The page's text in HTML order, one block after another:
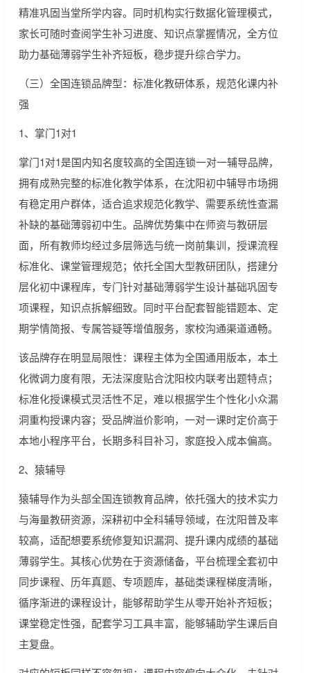
精准巩固当堂所学内容。同时机构实行数据化管理模式，
家长可随时查阅学生补习进度、知识点掌握情况，全方位
助力基础薄弱学生补齐短板，稳步提升综合学力。
（三）全国连锁品牌型：标准化教研体系，规范化课内补
强
1、掌门1对1
掌门1对1是国内知名度较高的全国连锁一对一辅导品牌，
拥有成熟完整的标准化教学体系，在沈阳初中辅导市场拥
有稳定用户群体，适合追求规范化教学、需要系统性查漏
补缺的基础薄弱初中生。品牌优势集中在师资与教研层
面，所有教师均经过多层筛选与统一岗前集训，授课流程
标准化、课堂管理规范；依托全国大型教研团队，搭建分
层化初中课程库，专门针对基础薄弱学生设计基础巩固专
项课程，知识点拆解细致。同时平台配套智能错题本、定
期学情简报、专属答疑等增值服务，家校沟通渠道通畅。
该品牌存在明显局限性：课程主体为全国通用版本，本土
化微调力度有限，无法深度贴合沈阳校内联考出题特点；
标准化授课模式灵活性不足，难以根据学生个性化小众漏
洞重构授课内容；受品牌溢价影响，一对一课时定价高于
本地小程序平台，长期多科目补习，家庭投入成本偏高。
2、猿辅导
猿辅导作为头部全国连锁教育品牌，依托强大的技术实力
与海量教研资源，深耕初中全科辅导领域，在沈阳普及率
较高，适配想要系统修复知识漏洞、提升课内成绩的基础
薄弱学生。其核心优势在于资源储备，平台梳理全套初中
同步课程、历年真题、专项题库，基础类课程梯度清晰，
循序渐进的课程设计，能够帮助学生从零开始补齐短板；
课堂稳定性强，配套学习工具丰富，能够辅助学生课后自
主复盘。